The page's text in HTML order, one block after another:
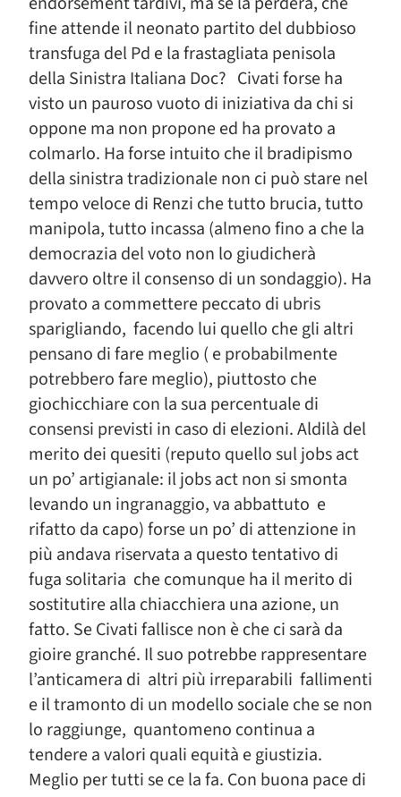
fine attende il neonato partito del dubbioso
transfuga del Pd e la frastagliata penisola
della Sinistra Italiana Doc? Civati forse ha
visto un pauroso vuoto di iniziativa da chi si
oppone ma non propone ed ha provato a
colmarlo. Ha forse intuito che il bradipismo
della sinistra tradizionale non ci può stare nel
tempo veloce di Renzi che tutto brucia, tutto
manipola, tutto incassa (almeno fino a che la
democrazia del voto non lo giudicherà
davvero oltre il consenso di un sondaggio). Ha
provato a commettere peccato di ubris
sparigliando, facendo lui quello che gli altri
pensano di fare meglio ( e probabilmente
potrebbero fare meglio), piuttosto che
giochicchiare con la sua percentuale di
consensi previsti in caso di elezioni. Aldilà del
merito dei quesiti (reputo quello sul jobs act
un po’ artigianale: il jobs act non si smonta
levando un ingranaggio, va abbattuto e
rifatto da capo) forse un po’ di attenzione in
più andava riservata a questo tentativo di
fuga solitaria che comunque ha il merito di
sostitutire alla chiacchiera una azione, un
fatto. Se Civati fallisce non è che ci sarà da
gioire granché. Il suo potrebbe rappresentare
l’anticamera di altri più irreparabili fallimenti
e il tramonto di un modello sociale che se non
lo raggiunge, quantomeno continua a
tendere a valori quali equità e giustizia.
Meglio per tutti se ce la fa. Con buona pace di